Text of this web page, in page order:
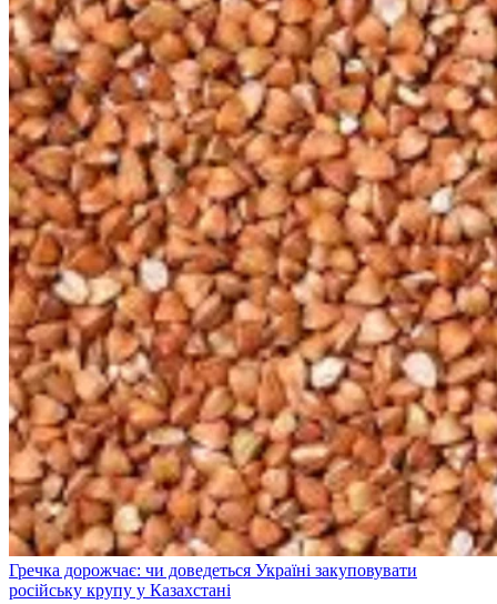
Гречка дорожчає: чи доведеться Україні закуповувати
російську крупу у Казахстані